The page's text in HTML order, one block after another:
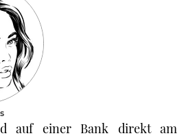
auf einer Bank direkt am